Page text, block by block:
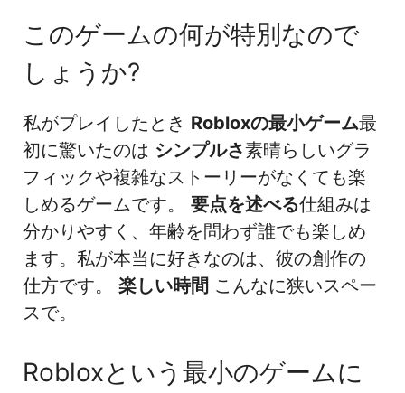
このゲームの何が特別なので
しょうか?
私がプレイしたとき Robloxの最小ゲーム最
初に驚いたのは シンプルさ素晴らしいグラ
フィックや複雑なストーリーがなくても楽
しめるゲームです。 要点を述べる仕組みは
分かりやすく、年齢を問わず誰でも楽しめ
ます。私が本当に好きなのは、彼の創作の
仕方です。 楽しい時間 こんなに狭いスペー
スで。
Robloxという最小のゲームに